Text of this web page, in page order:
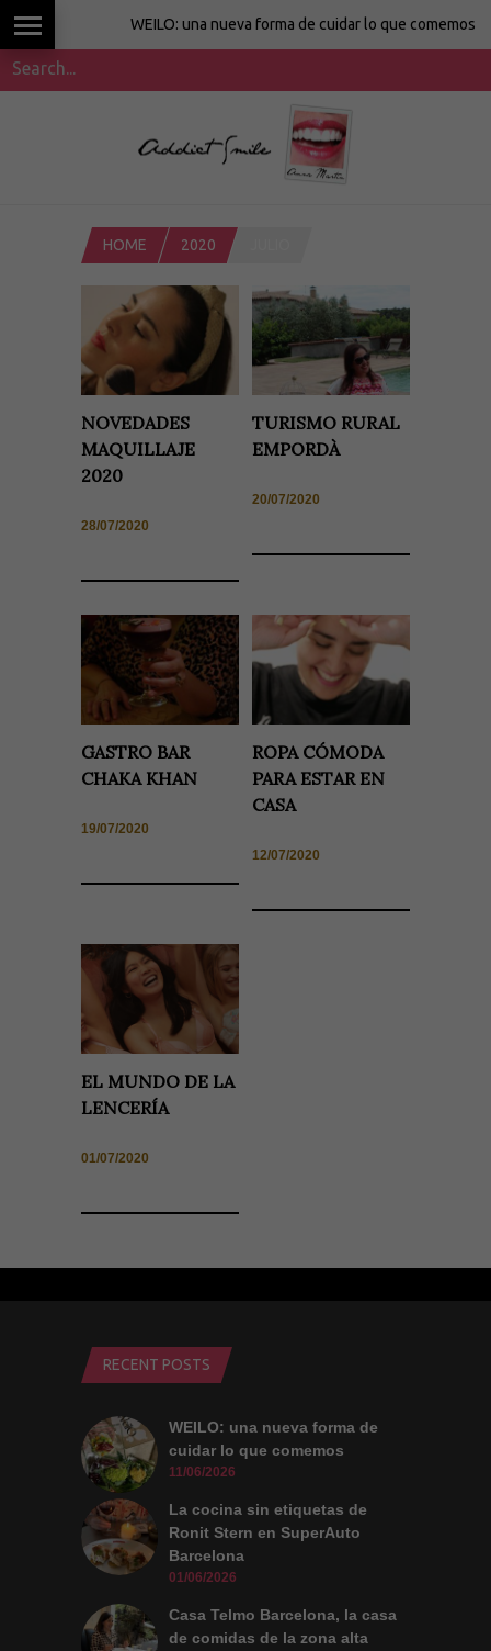
WEILO: una nueva forma de cuidar lo que comemos
HOME 2020
NOVEDADES
MAQUILLAJE
2020
28/07/2020
TURISMO RURAL
EMPORDÀ
20/07/2020
GASTRO BAR
CHAKA KHAN
19/07/2020
ROPA CÓMODA
PARA ESTAR EN
CASA
12/07/2020
EL MUNDO DE LA
LENCERÍA
01/07/2020
RECENT POSTS
WEILO: una nueva forma de
cuidar lo que comemos
11/06/2026
La cocina sin etiquetas de
Ronit Stern en SuperAuto
Barcelona
01/06/2026
Casa Telmo Barcelona, la casa
de comidas de la zona alta